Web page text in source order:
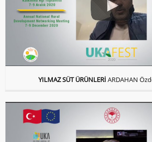
YILMAZ SÜT ÜRÜNLERİ ARDAHAN